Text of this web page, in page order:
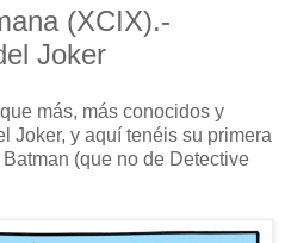
(XCIX).-
Joker
más, más conocidos y
Joker, y aquí tenéis su primera
(que no de Detective